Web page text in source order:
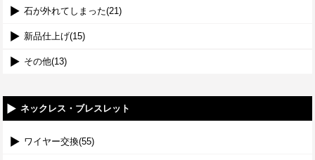
石が外れてしまった(21)
新品仕上げ(15)
その他(13)
ネックレス・ブレスレット
ワイヤー交換(55)